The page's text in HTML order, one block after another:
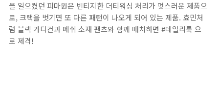
을 일으켰던 피마원은 빈티지한 더티워싱 처리가 멋스러운 제품으
로, 크랙을 벗기면 또 다른 패턴이 나오게 되어 있는 제품. 효민처
럼 블랙 가디건과 메쉬 소재 팬츠와 함께 매치하면 #데일리룩 으
로 제격!